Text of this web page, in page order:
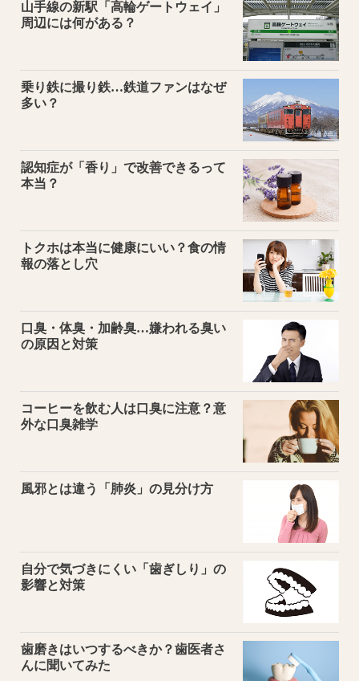
山手線の新駅「高輪ゲートウェイ」
周辺には何がある？
乗り鉄に撮り鉄…鉄道ファンはなぜ
多い？
認知症が「香り」で改善できるって
本当？
トクホは本当に健康にいい？食の情
報の落とし穴
口臭・体臭・加齢臭…嫌われる臭い
の原因と対策
コーヒーを飲む人は口臭に注意？意
外な口臭雑学
風邪とは違う「肺炎」の見分け方
自分で気づきにくい「歯ぎしり」の
影響と対策
歯磨きはいつするべきか？歯医者さ
んに聞いてみた